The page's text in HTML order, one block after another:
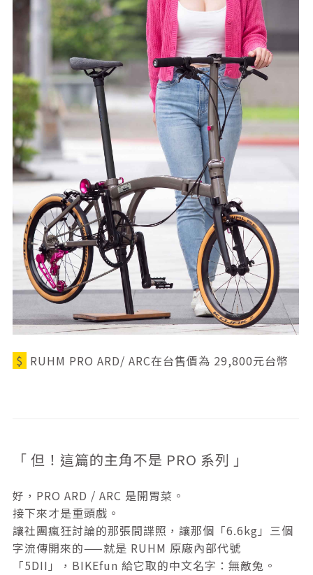
$ RUHM PRO ARD/ ARC在台售價為 29,800元台幣
「 但！這篇的主角不是 PRO 系列 」
好，PRO ARD / ARC 是開胃菜。
接下來才是重頭戲。
讓社團瘋狂討論的那張間諜照，讓那個「6.6kg」三個
字流傳開來的——就是 RUHM 原廠內部代號
「5DII」，BIKEfun 給它取的中文名字： 無敵兔 。